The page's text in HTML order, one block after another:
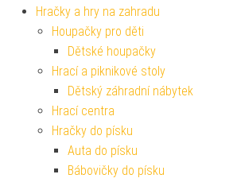
Hračky a hry na zahradu
Houpačky pro děti
Dětské houpačky
Hrací a piknikové stoly
Dětský záhradní nábytek
Hrací centra
Hračky do písku
Auta do písku
Bábovičky do písku